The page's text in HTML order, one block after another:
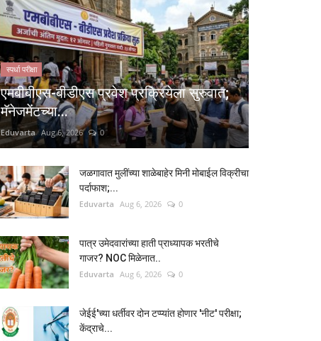
स्पर्धा परीक्षा
एमबीबीएस-बीडीएस प्रवेश प्रक्रियेला सुरुवात;
मॅनेजमेंटच्या...
Eduvarta Aug 6, 2026 0
जळगावात मुलींच्या शाळेबाहेर मिनी मोबाईल विक्रीचा
पर्दाफाश;...
Eduvarta Aug 6, 2026 0
पात्र उमेदवारांच्या हाती प्राध्यापक भरतीचे
गाजर? NOC मिळेनात..
Eduvarta Aug 6, 2026 0
जेईई'च्या धर्तीवर दोन टप्प्यांत होणार 'नीट' परीक्षा;
केंद्राचे...